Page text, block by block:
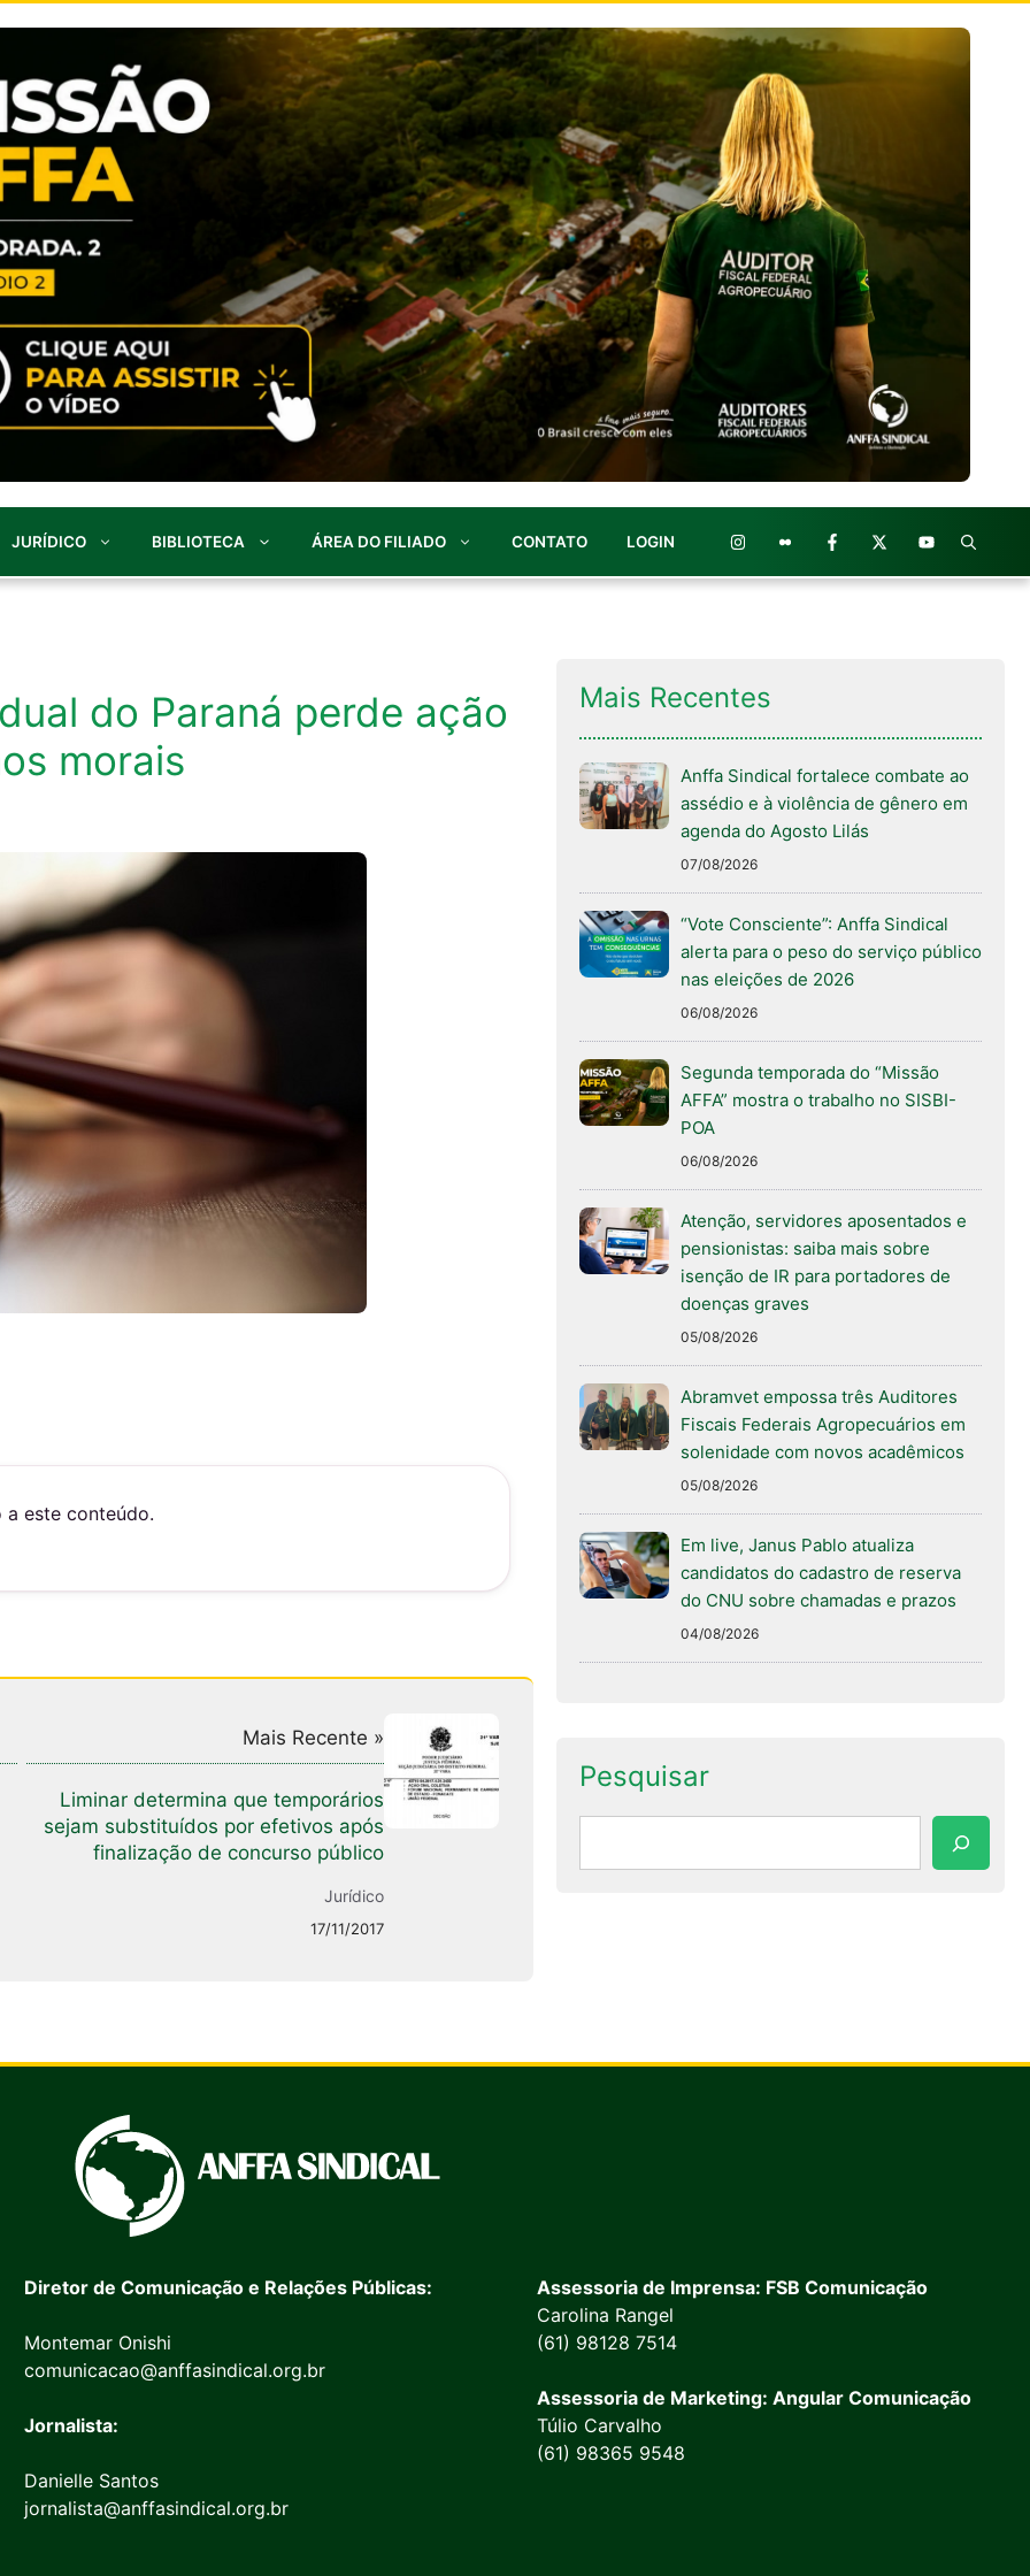
JURÍDICO BIBLIOTECA ÁREA DO FILIADO CONTATO LOGIN
do Paraná perde ação
morais
este conteúdo.
Mais Recente »
Liminar determina que temporários
sejam substituídos por efetivos após
finalização de concurso público
Jurídico
17/11/2017
Mais Recentes
Anffa Sindical fortalece combate ao
assédio e à violência de gênero em
agenda do Agosto Lilás
07/08/2026
“Vote Consciente”: Anffa Sindical
alerta para o peso do serviço público
nas eleições de 2026
06/08/2026
Segunda temporada do “Missão
AFFA” mostra o trabalho no SISBI-
POA
06/08/2026
Atenção, servidores aposentados e
pensionistas: saiba mais sobre
isenção de IR para portadores de
doenças graves
05/08/2026
Abramvet empossa três Auditores
Fiscais Federais Agropecuários em
solenidade com novos acadêmicos
05/08/2026
Em live, Janus Pablo atualiza
candidatos do cadastro de reserva
do CNU sobre chamadas e prazos
04/08/2026
Pesquisar
Diretor de Comunicação e Relações Públicas:
Montemar Onishi
comunicacao@anffasindical.org.br
Jornalista:
Danielle Santos
jornalista@anffasindical.org.br
Assessoria de Imprensa: FSB Comunicação
Carolina Rangel
(61) 98128 7514
Assessoria de Marketing: Angular Comunicação
Túlio Carvalho
(61) 98365 9548